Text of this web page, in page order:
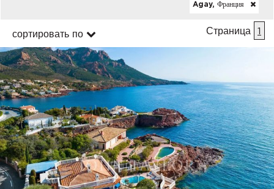
Agay, Франция
сортировать по Страница 1